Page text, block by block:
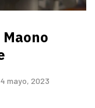
4 mayo, 2023